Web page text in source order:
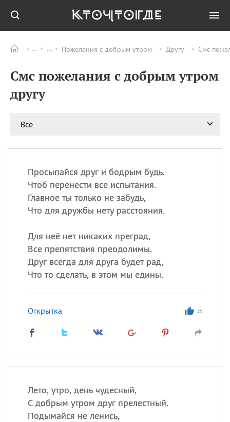
Пожелания с добрым утром Другу Смс
Смс пожелания с добрым утром
другу
Все
Просыпайся друг и бодрым будь.
Чтоб перенести все испытания.
Главное ты только не забудь,
Что для дружбы нету расстояния.
Для неё нет никаких преград,
Все препятствия преодолимы.
Друг всегда для друга будет рад,
Что то сделать, в этом мы едины.
Открытка 21
Лето, утро, день чудесный,
С добрым утром друг прелестный.
Подымайся не ленись,
ПРАЗДНИКИ Все
08.08 День «Счастье
случается» (Happiness
великомученика
покровителя всех
врачей и целителя
09.08 День книголюбов (Book
ИМЕНА
Сегодня празднуют именины
Посмотреть значениеи
происхождение